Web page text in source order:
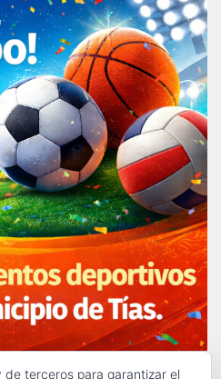
de terceros para garantizar el